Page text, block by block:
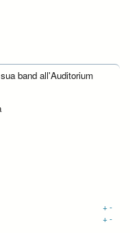
band all'Auditorium
+-
+-